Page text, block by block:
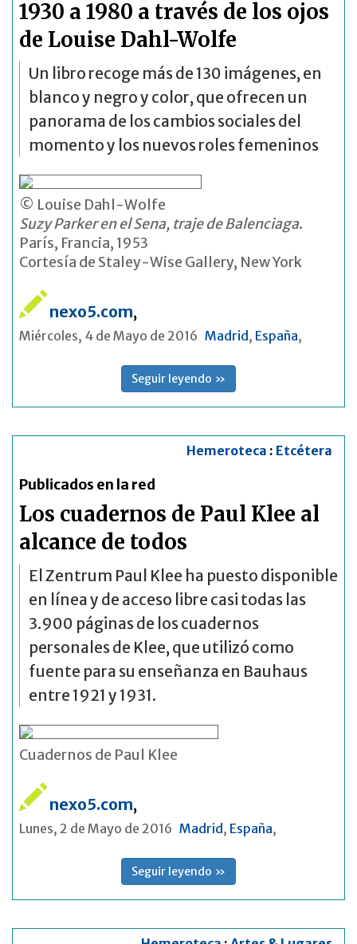
1930 a 1980 a través de los ojos
de Louise Dahl-Wolfe
Un libro recoge más de 130 imágenes, en
blanco y negro y color, que ofrecen un
panorama de los cambios sociales del
momento y los nuevos roles femeninos
© Louise Dahl-Wolfe
Suzy Parker en el Sena, traje de Balenciaga.
París, Francia, 1953
Cortesía de Staley-Wise Gallery, New York
nexo5.com,
Miércoles, 4 de Mayo de 2016 Madrid , España,
Seguir leyendo »
Hemeroteca : Etcétera
Publicados en la red
Los cuadernos de Paul Klee al
alcance de todos
El Zentrum Paul Klee ha puesto disponible
en línea y de acceso libre casi todas las
3.900 páginas de los cuadernos
personales de Klee, que utilizó como
fuente para su enseñanza en Bauhaus
entre 1921 y 1931.
Cuadernos de Paul Klee
nexo5.com,
Lunes, 2 de Mayo de 2016 Madrid , España,
Seguir leyendo »